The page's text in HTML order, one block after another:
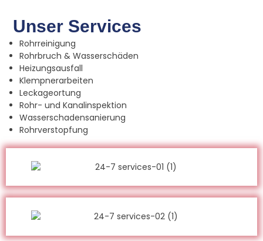
Unser Services
Rohrreinigung
Rohrbruch & Wasserschäden
Heizungsausfall
Klempnerarbeiten
Leckageortung
Rohr- und Kanalinspektion
Wasserschadensanierung
Rohrverstopfung